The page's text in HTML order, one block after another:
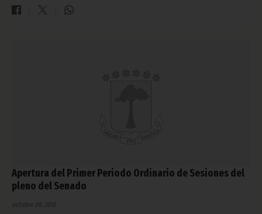
Apertura del Primer Periodo Ordinario de Sesiones del
pleno del Senado
octubre 09, 2013